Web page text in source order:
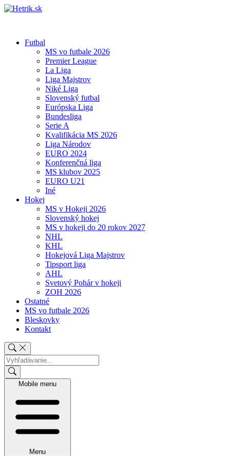
Futbal
MS vo futbale 2026
Premier League
La Liga
Liga Majstrov
Niké Liga
Slovenský futbal
Európska Liga
Bundesliga
Serie A
Kvalifikácia MS 2026
Liga Národov
EURO 2024
Konferenčná liga
MS klubov 2025
EURO U21
Iné
Hokej
MS v Hokeji 2026
Slovenský hokej
MS v hokeji do 20 rokov 2027
NHL
KHL
Hokejová Liga Majstrov
Tipsport liga
AHL
Svetový Pohár v hokeji
ZOH 2026
Ostatné
MS vo futbale 2026
Bleskovky
Kontakt
Mobile menu
Menu